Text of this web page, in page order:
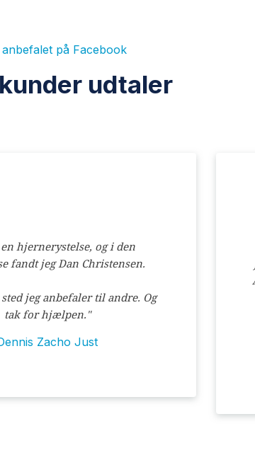
på Facebook
udtaler
en hjernerystelse, og i den
fandt jeg Dan Christensen.
jeg anbefaler til andre. Og
tak for hjælpen."​
Zacho Just